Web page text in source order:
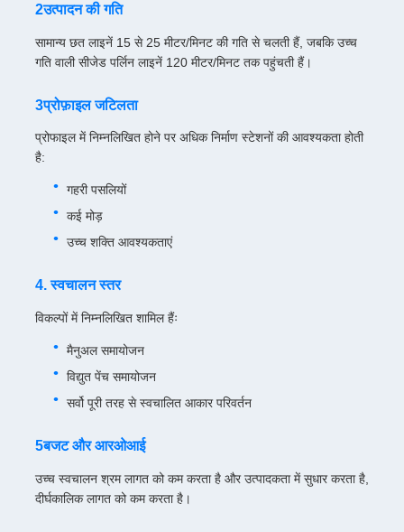
2उत्पादन की गति
सामान्य छत लाइनें 15 से 25 मीटर/मिनट की गति से चलती हैं, जबकि उच्च
गति वाली सीजेड पर्लिन लाइनें 120 मीटर/मिनट तक पहुंचती हैं।
3प्रोफ़ाइल जटिलता
प्रोफाइल में निम्नलिखित होने पर अधिक निर्माण स्टेशनों की आवश्यकता होती
है:
गहरी पसलियों
कई मोड़
उच्च शक्ति आवश्यकताएं
4. स्वचालन स्तर
विकल्पों में निम्नलिखित शामिल हैंः
मैनुअल समायोजन
विद्युत पेंच समायोजन
सर्वो पूरी तरह से स्वचालित आकार परिवर्तन
5बजट और आरओआई
उच्च स्वचालन श्रम लागत को कम करता है और उत्पादकता में सुधार करता है,
दीर्घकालिक लागत को कम करता है।